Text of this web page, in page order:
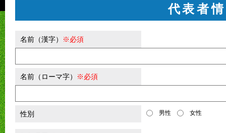
代表者
名前（漢字） ※必須
名前（ローマ字） ※必須
性別 男性 女性